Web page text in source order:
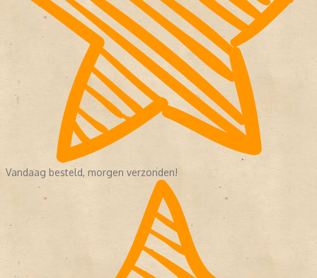
Vandaag besteld, morgen verzonden!